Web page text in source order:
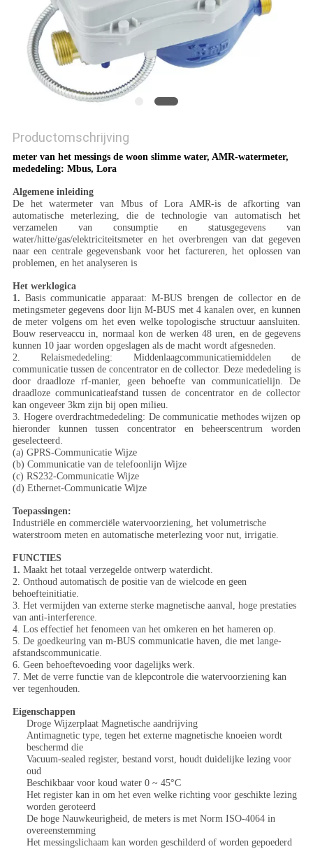
Productomschrijving
meter van het messings de woon slimme water, AMR-watermeter,
mededeling: Mbus, Lora
Algemene inleiding
De het watermeter van Mbus of Lora AMR-is de afkorting van
automatische meterlezing, die de technologie van automatisch het
verzamelen van consumptie en statusgegevens van
water/hitte/gas/elektriciteitsmeter en het overbrengen van dat gegeven
naar een centrale gegevensbank voor het factureren, het oplossen van
problemen, en het analyseren is
Het werklogica
1.Basis communicatie apparaat: M-BUS brengen de collector en de
metingsmeter gegevens door lijn M-BUS met 4 kanalen over, en kunnen
de meter volgens om het even welke topologische structuur aansluiten.
Bouw reserveaccu in, normaal kon de werken 48 uren, en de gegevens
kunnen 10 jaar worden opgeslagen als de macht wordt afgesneden.
2. Relaismededeling: Middenlaagcommunicatiemiddelen de
communicatie tussen de concentrator en de collector. Deze mededeling is
door draadloze rf-manier, geen behoefte van communicatielijn. De
draadloze communicatieafstand tussen de concentrator en de collector
kan ongeveer 3km zijn bij open milieu.
3. Hogere overdrachtmededeling: De communicatie methodes wijzen op
hieronder kunnen tussen concentrator en beheerscentrum worden
geselecteerd.
(a) GPRS-Communicatie Wijze
(b) Communicatie van de telefoonlijn Wijze
(c) RS232-Communicatie Wijze
(d) Ethernet-Communicatie Wijze
Toepassingen:
Industriële en commerciële watervoorziening, het volumetrische
waterstroom meten en automatische meterlezing voor nut, irrigatie.
FUNCTIES
1. Maakt het totaal verzegelde ontwerp waterdicht.
2. Onthoud automatisch de positie van de wielcode en geen
behoefteinitiatie.
3. Het vermijden van externe sterke magnetische aanval, hoge prestaties
van anti-interference.
4. Los effectief het fenomeen van het omkeren en het hameren op.
5. De goedkeuring van m-BUS communicatie haven, die met lange-
afstandscommunicatie.
6. Geen behoeftevoeding voor dagelijks werk.
7. Met de verre functie van de klepcontrole die watervoorziening kan
ver tegenhouden.
Eigenschappen
Droge Wijzerplaat Magnetische aandrijving
Antimagnetic type, tegen het externe magnetische knoeien wordt
beschermd die
Vacuum-sealed register, bestand vorst, houdt duidelijke lezing voor
oud
Beschikbaar voor koud water 0 ~ 45°C
Het register kan in om het even welke richting voor geschikte lezing
worden geroteerd
De hoge Nauwkeurigheid, de meters is met Norm ISO-4064 in
overeenstemming
Het messingslichaam kan worden geschilderd of worden gepoederd